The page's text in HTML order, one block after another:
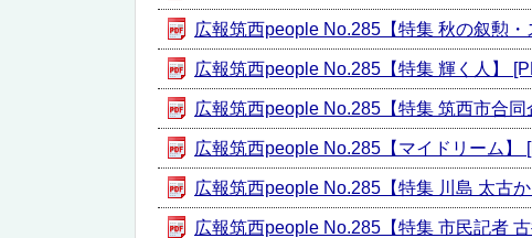
広報筑西people No.285【特集 秋の叙勲
広報筑西people No.285【特集 輝く人】
広報筑西people No.285【特集 筑西市合
広報筑西people No.285【マイドリーム】
広報筑西people No.285【特集 川島 太古
広報筑西people No.285【特集 市民記者